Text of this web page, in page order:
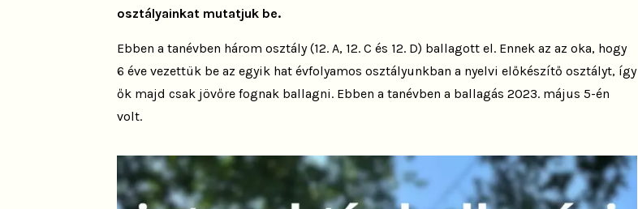
osztályainkat mutatjuk be.
Ebben a tanévben három osztály (12. A, 12. C és 12. D) ballagott el. Ennek az az oka, hogy
6 éve vezettük be az egyik hat évfolyamos osztályunkban a nyelvi előkészítő osztályt, így
ők majd csak jövőre fognak ballagni. Ebben a tanévben a ballagás 2023. május 5-én
volt.